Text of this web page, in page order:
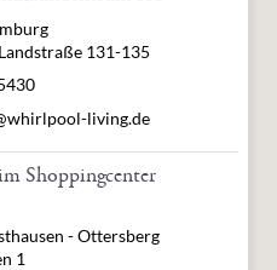
131-135
living.de
Shoppingcenter
- Ottersberg
1